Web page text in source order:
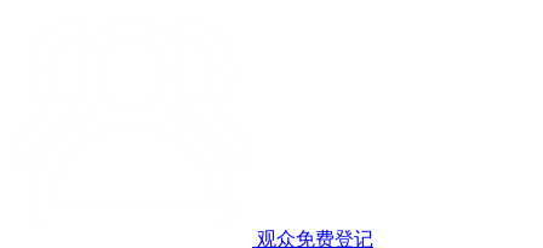
观众免费登记